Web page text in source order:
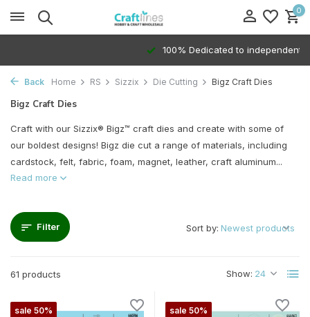
0
100% Dedicated to independents
Back Home RS Sizzix Die Cutting Bigz Craft Dies
Bigz Craft Dies
Craft with our Sizzix® Bigz™ craft dies and create with some of
our boldest designs! Bigz die cut a range of materials, including
cardstock, felt, fabric, foam, magnet, leather, craft aluminum...
Read more
Filter
61 products Show:
Sort by:
sale 50% sale 50%